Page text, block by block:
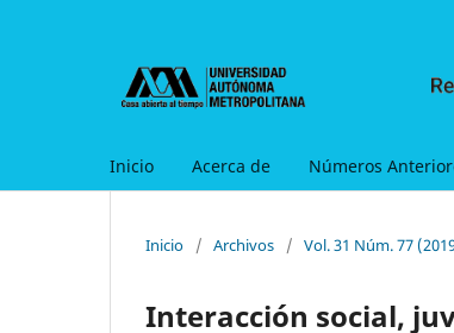
Inicio Acerca de Números
Inicio / Archivos / Vol. 31 Núm. 77
Interacción social,